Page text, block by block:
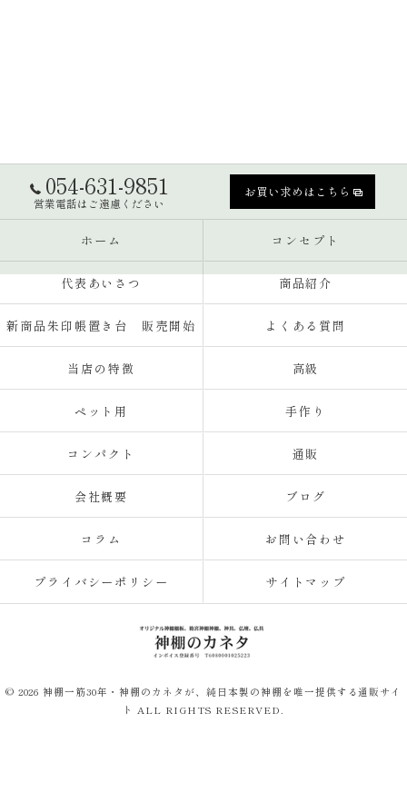
054-631-9851
営業電話はご遠慮ください
お買い求めはこちら
ホーム コンセプト
代表あいさつ 商品紹介
新商品朱印帳置き台 販売開始 よくある質問
当店の特徴 高級
ペット用 手作り
コンパクト 通販
会社概要 ブログ
コラム お問い合わせ
プライバシーポリシー サイトマップ
© 2026 神棚一筋30年・神棚のカネタが、純日本製の神棚を唯一提供する通販サイ
ト ALL RIGHTS RESERVED.